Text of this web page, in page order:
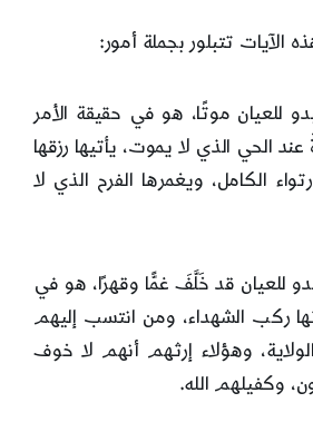
الآيات تتبلور بجملة أمور:
للعيان موتًا، هو في حقيقة الأمر
عند الحي الذي لا يموت، يأتيها رزقها
الكامل، ويغمرها الفرح الذي لا
للعيان قد خَلَّفَ غمًّا وقهرًا، هو في
ركب الشهداء، ومن انتسب إليهم
وهؤلاء إرثهم أنهم لا خوف
وكفيلهم الله.